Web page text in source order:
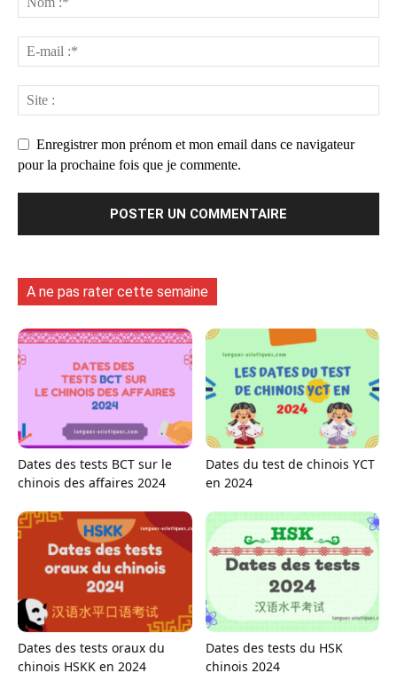
Enregistrer mon prénom et mon email dans ce navigateur
pour la prochaine fois que je commente.
A ne pas rater cette semaine
Dates des tests BCT sur le
chinois des affaires 2024
Dates du test de chinois YCT
en 2024
Dates des tests oraux du
chinois HSKK en 2024
Dates des tests du HSK
chinois 2024